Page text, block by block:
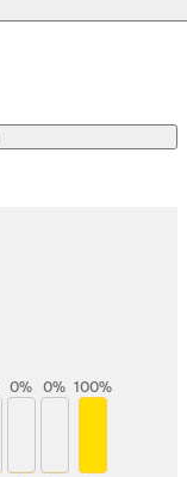
0% 0% 100%